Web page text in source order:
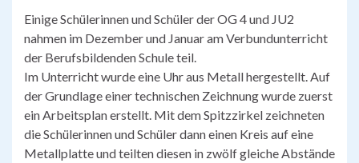
Einige Schülerinnen und Schüler der OG 4 und JU2
nahmen im Dezember und Januar am Verbundunterricht
der Berufsbildenden Schule teil.
Im Unterricht wurde eine Uhr aus Metall hergestellt. Auf
der Grundlage einer technischen Zeichnung wurde zuerst
ein Arbeitsplan erstellt. Mit dem Spitzzirkel zeichneten
die Schülerinnen und Schüler dann einen Kreis auf eine
Metallplatte und teilten diesen in zwölf gleiche Abstände